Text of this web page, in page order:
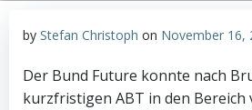
by Stefan Christoph on November 16,
Der Bund Future konnte nach
kurzfristigen ABT in den Bereich